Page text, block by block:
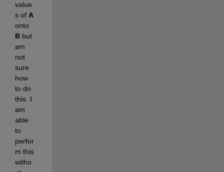
value
s of A
B but
am
not
sure
how
to do
this. I
am
able
to
perfor
m this
witho